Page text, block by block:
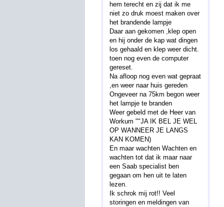
hem terecht en zij dat ik me
niet zo druk moest maken over
het brandende lampje
Daar aan gekomen ,klep open
en hij onder de kap wat dingen
los gehaald en klep weer dicht.
toen nog even de computer
gereset.
Na afloop nog even wat gepraat
,en weer naar huis gereden
Ongeveer na 75km begon weer
het lampje te branden
Weer gebeld met de Heer van
Workum ""JA IK BEL JE WEL
OP WANNEER JE LANGS
KAN KOMEN)
En maar wachten Wachten en
wachten tot dat ik maar naar
een Saab specialist ben
gegaan om hen uit te laten
lezen.
Ik schrok mij rot!! Veel
storingen en meldingen van